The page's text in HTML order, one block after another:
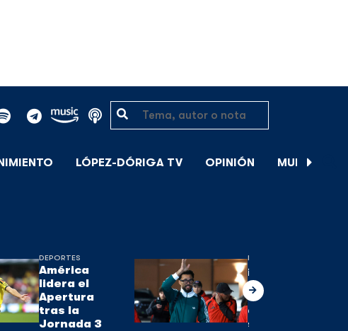
LÓPEZ-DÓRIGA TV OPINIÓN MUNDIAL
DEPORTES
América
lidera el
Apertura
tras la
Jornada 3
DEPORTES
¡’Vozinha’
ya está en
Chile! ¿A
qué equipo
se suma?